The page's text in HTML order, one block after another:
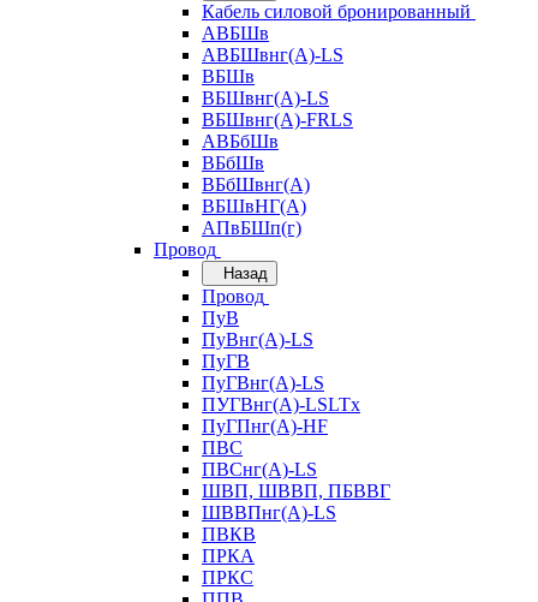
Кабель силовой бронированный
АВБШв
АВБШвнг(А)-LS
ВБШв
ВБШвнг(А)-LS
ВБШвнг(А)-FRLS
АВБбШв
ВБбШв
ВБбШвнг(А)
ВБШвНГ(А)
АПвБШп(г)
Провод
Назад
Провод
ПуВ
ПуВнг(А)-LS
ПуГВ
ПуГВнг(А)-LS
ПУГВнг(А)-LSLTx
ПуГПнг(А)-HF
ПВС
ПВСнг(А)-LS
ШВП, ШВВП, ПБВВГ
ШВВПнг(А)-LS
ПВКВ
ПРКА
ПРКС